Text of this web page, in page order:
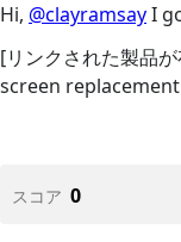
Hi, @clayramsayI
[リンクされた製品
screen replacement
スコア 0